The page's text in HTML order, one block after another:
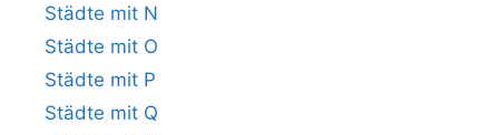
Städte mit N
Städte mit O
Städte mit P
Städte mit Q